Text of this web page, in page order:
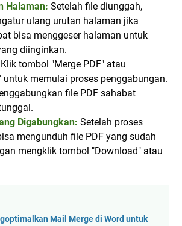
Halaman: Setelah file diunggah,
ulang urutan halaman jika
bisa menggeser halaman untuk
diinginkan.
Klik tombol "Merge PDF" atau
untuk memulai proses penggabungan.
file PDF sahabat
Digabungkan: Setelah proses
mengunduh file PDF yang sudah
mengklik tombol "Download" atau
Mail Merge di Word untuk